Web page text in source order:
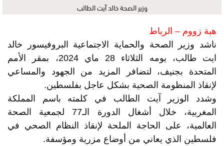
وزير الصحة خالد آيت الطالب
هبة زووم – الرباط
ناشد وزير الصحة والحماية الاجتماعية البروفيسور خالد
ايت طالب، يومه الثلاثاء 28 ماي 2024، بمقر الأمم
المتحدة بجنيف، لتضافر المزيد من الجهود والمساعي
لإنقاذ المنظومة الصحية بشكل عاجل بفلسطين.
وشدد الوزير آيت الطالب في كلمته باسم المملكة
المغربية، خلال أشغال الدورة الـ77 لجمعية الصحة
العالمية، على الحاجة الملحة لإنقاذ النظام الصحي في
فلسطين الذي يعاني من أوضاع مزرية ومؤسفة.